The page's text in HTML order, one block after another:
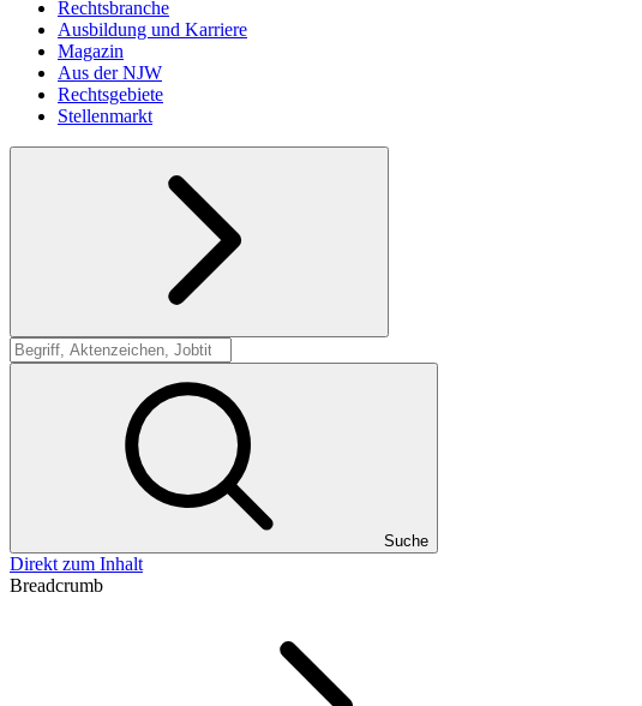
Rechtsbranche
Ausbildung und Karriere
Magazin
Aus der NJW
Rechtsgebiete
Stellenmarkt
Suche
Suche
Direkt zum Inhalt
Breadcrumb